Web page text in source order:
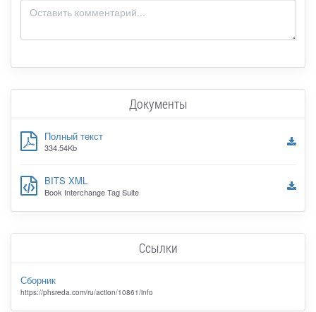
Документы
Полный текст
334.54Kb
BITS XML
Book Interchange Tag Suite
Ссылки
Сборник
https://phsreda.com/ru/action/10861/info